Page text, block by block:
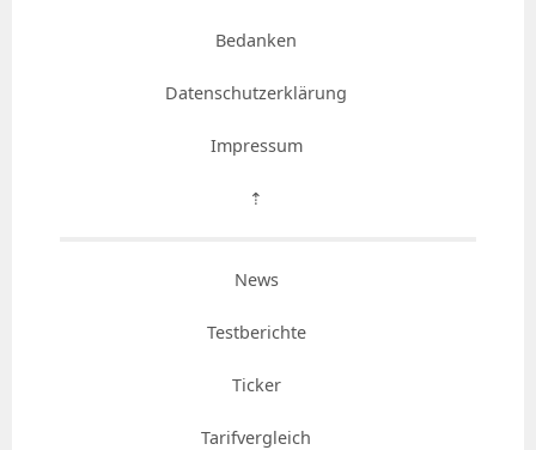
Bedanken
Datenschutzerklärung
Impressum
⇡
News
Testberichte
Ticker
Tarifvergleich